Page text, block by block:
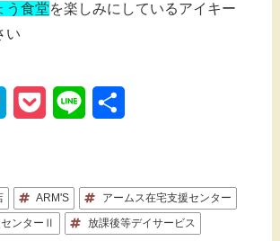
う食堂を楽しみにしているアイキー
い
n
k
e
e
ARM'S
アームス在宅支援センター
ンターⅡ
放課後等デイサービス